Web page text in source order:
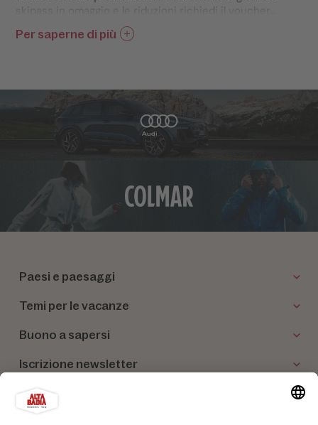
presso la struttura ricettiva prenotata.
anche ai pernottamenti gratiuti.
Per saperne di più
Paesi e paesaggi
Temi per le vacanze
Buono a sapersi
Iscrizione newsletter